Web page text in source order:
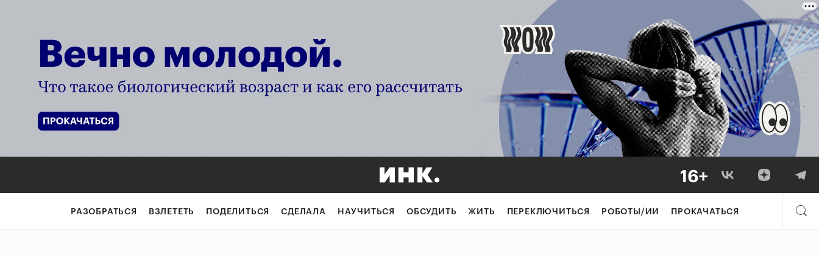
РАЗОБРАТЬСЯ ВЗЛЕТЕТЬ ПОДЕЛИТЬСЯ СДЕЛАЛА НАУЧИТЬСЯ ОБСУДИТЬ ЖИТЬ ПЕРЕКЛЮЧИТЬСЯ РОБОТЫ/ИИ ПРОКАЧАТЬСЯ